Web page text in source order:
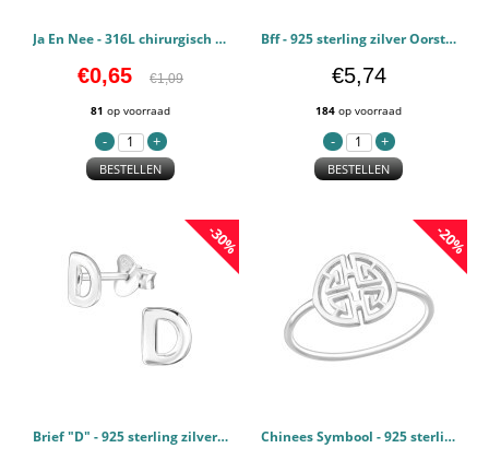
Ja En Nee - 316L chirurgisch roestvrij staal Oorstekers PCJW50130
€0,65 €1,09
81 op voorraad
BESTELLEN
Bff - 925 sterling zilver Oorstekers PCJW50026
€5,74
184 op voorraad
BESTELLEN
-30%
Brief "D" - 925 sterling zilver Oorstekers Egaal PCJW48320
-20%
Chinees Symbool - 925 sterling zilver Ringen basic PCJW47215